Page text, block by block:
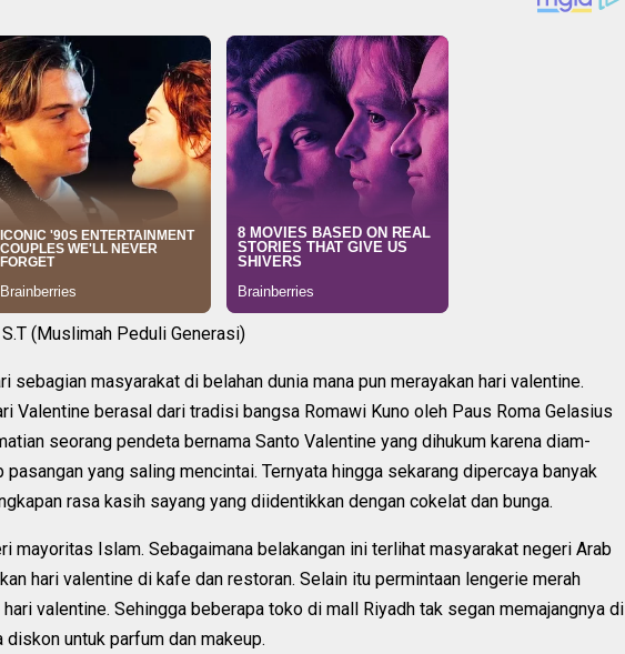
(Muslimah Peduli Generasi)
sebagian masyarakat di belahan dunia mana pun merayakan hari valentine.
Valentine berasal dari tradisi bangsa Romawi Kuno oleh Paus Roma Gelasius
seorang pendeta bernama Santo Valentine yang dihukum karena diam-
yang saling mencintai. Ternyata hingga sekarang dipercaya banyak
rasa kasih sayang yang diidentikkan dengan cokelat dan bunga.
mayoritas Islam. Sebagaimana belakangan ini terlihat masyarakat negeri Arab
hari valentine di kafe dan restoran. Selain itu permintaan lengerie merah
valentine. Sehingga beberapa toko di mall Riyadh tak segan memajangnya di
diskon untuk parfum dan makeup.